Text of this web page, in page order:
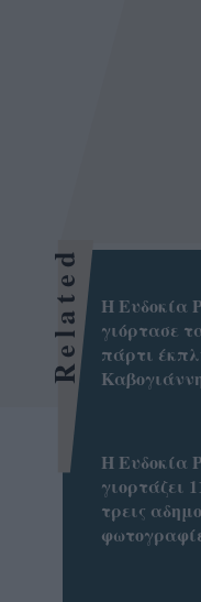
Related
Η Ευδοκία
γιόρτασε
πάρτι
Η Ευδοκία
γιορτάζει
τρεις